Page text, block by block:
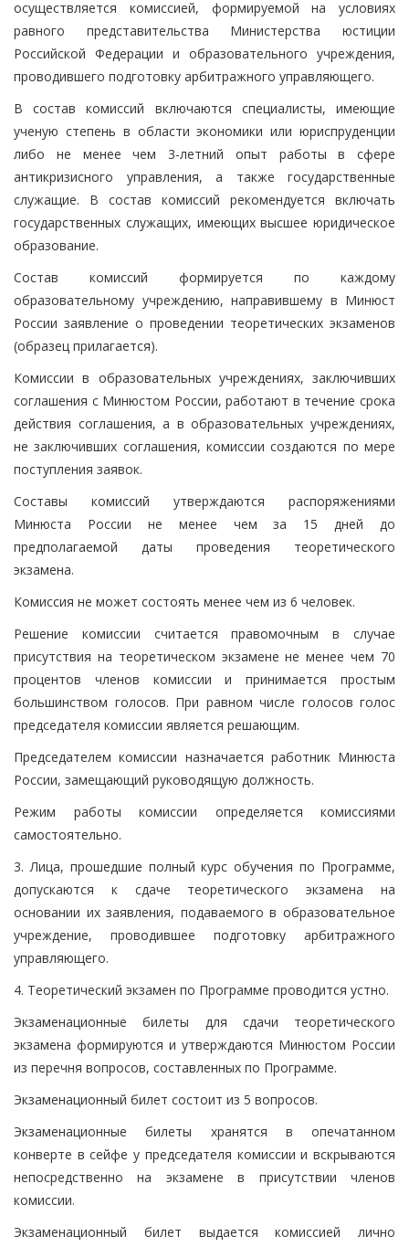
осуществляется комиссией, формируемой на условиях
равного представительства Министерства юстиции
Российской Федерации и образовательного учреждения,
проводившего подготовку арбитражного управляющего.
В состав комиссий включаются специалисты, имеющие
ученую степень в области экономики или юриспруденции
либо не менее чем 3-летний опыт работы в сфере
антикризисного управления, а также государственные
служащие. В состав комиссий рекомендуется включать
государственных служащих, имеющих высшее юридическое
образование.
Состав комиссий формируется по каждому
образовательному учреждению, направившему в Минюст
России заявление о проведении теоретических экзаменов
(образец прилагается).
Комиссии в образовательных учреждениях, заключивших
соглашения с Минюстом России, работают в течение срока
действия соглашения, а в образовательных учреждениях,
не заключивших соглашения, комиссии создаются по мере
поступления заявок.
Составы комиссий утверждаются распоряжениями
Минюста России не менее чем за 15 дней до
предполагаемой даты проведения теоретического
экзамена.
Комиссия не может состоять менее чем из 6 человек.
Решение комиссии считается правомочным в случае
присутствия на теоретическом экзамене не менее чем 70
процентов членов комиссии и принимается простым
большинством голосов. При равном числе голосов голос
председателя комиссии является решающим.
Председателем комиссии назначается работник Минюста
России, замещающий руководящую должность.
Режим работы комиссии определяется комиссиями
самостоятельно.
3. Лица, прошедшие полный курс обучения по Программе,
допускаются к сдаче теоретического экзамена на
основании их заявления, подаваемого в образовательное
учреждение, проводившее подготовку арбитражного
управляющего.
4. Теоретический экзамен по Программе проводится устно.
Экзаменационные билеты для сдачи теоретического
экзамена формируются и утверждаются Минюстом России
из перечня вопросов, составленных по Программе.
Экзаменационный билет состоит из 5 вопросов.
Экзаменационные билеты хранятся в опечатанном
конверте в сейфе у председателя комиссии и вскрываются
непосредственно на экзамене в присутствии членов
комиссии.
Экзаменационный билет выдается комиссией лично